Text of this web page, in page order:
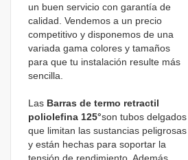
un buen servicio con garantía de
calidad. Vendemos a un precio
competitivo y disponemos de una
variada gama colores y tamaños
para que tu instalación resulte más
sencilla.
Las Barras de termo retractil
poliolefina 125°son tubos delgados
que limitan las sustancias peligrosas
y están hechas para soportar la